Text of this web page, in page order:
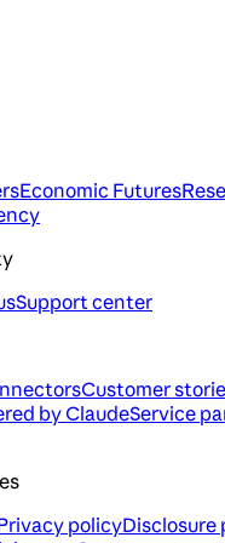
Economic Futures
Support center
Customer
by ClaudeService
policyDisclosure